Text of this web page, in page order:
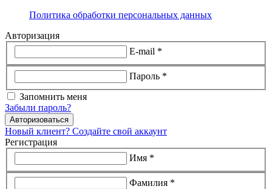
Политика обработки персональных данных
Авторизация
E-mail *
Пароль *
Запомнить меня
Забыли пароль?
Авторизоваться
Новый клиент? Создайте свой аккаунт
Регистрация
Имя *
Фамилия *